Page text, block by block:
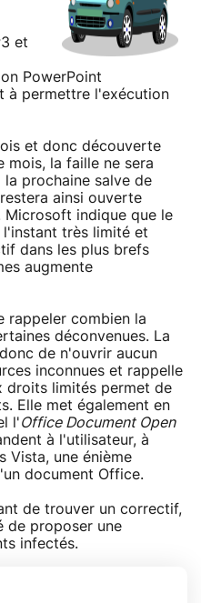
et
PowerPoint
à permettre l'exécution
et donc découverte
mois, la faille ne sera
prochaine salve de
ainsi ouverte
Microsoft indique que le
très limité et
dans les plus brefs
augmente
rappeler combien la
déconvenues. La
de n'ouvrir aucun
inconnues et rappelle
droits limités permet de
Elle met également en
l'Office Document Open
à l'utilisateur, à
Vista, une énième
document Office.
de trouver un correctif,
de proposer une
infectés.